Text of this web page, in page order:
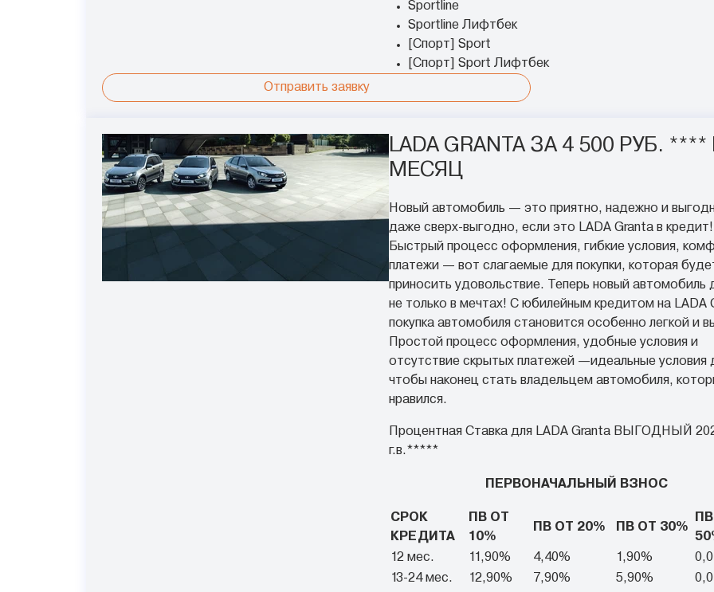
Sportline
Sportline Лифтбек
[Спорт] Sport
[Спорт] Sport Лифтбек
Отправить заявку
LADA GRANTA ЗА 4 500 РУБ. ****
МЕСЯЦ
Новый автомобиль — это приятно, надежно и
даже сверх-выгодно, если это LADA Granta в кредит!
Быстрый процесс оформления, гибкие условия,
платежи — вот слагаемые для покупки, которая
приносить удовольствие. Теперь новый автомобиль
не только в мечтах! С юбилейным кредитом на LADA
покупка автомобиля становится особенно легкой и
Простой процесс оформления, удобные условия и
отсутствие скрытых платежей —идеальные условия
чтобы наконец стать владельцем автомобиля,
нравился.
Процентная Ставка для LADA Granta ВЫГОДНЫЙ
г.в.*****
ПЕРВОНАЧАЛЬНЫЙ ВЗНОС
СРОК
КРЕДИТА
ПВ ОТ
10%
ПВ ОТ 20% ПВ ОТ 30%
12 мес.
11,90% 4,40% 1,90%
13-24 мес.
12,90% 7,90% 5,90%